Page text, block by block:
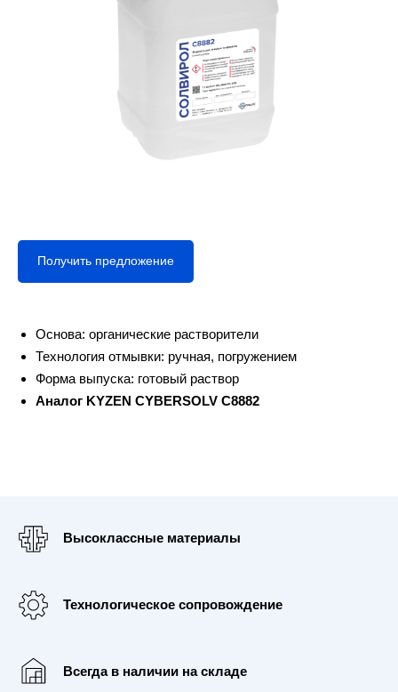
Получить предложение
Основа: органические растворители
Технология отмывки: ручная, погружением
Форма выпуска: готовый раствор
Аналог KYZEN CYBERSOLV C8882
Высоклассные материалы
Технологическое сопровождение
Всегда в наличии на складе